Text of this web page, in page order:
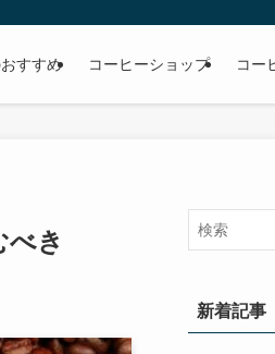
すすめ コーヒーショップ コー
き
新着記事